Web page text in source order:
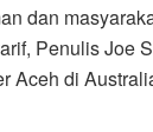
dan
Penulis Joe
Aceh di